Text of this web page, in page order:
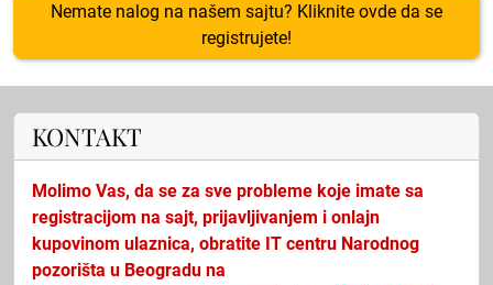
Nemate nalog na našem sajtu? Kliknite ovde da se
registrujete!
KONTAKT
Molimo Vas, da se za sve probleme koje imate sa
registracijom na sajt, prijavljivanjem i onlajn
kupovinom ulaznica, obratite IT centru Narodnog
pozorišta u Beogradu na